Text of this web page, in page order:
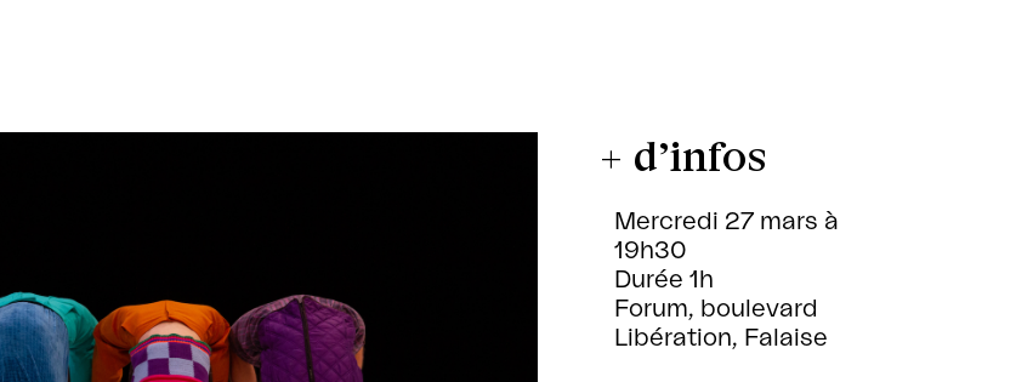
+ d’infos
Mercredi 27 mars à
19h30
Durée 1h
Forum, boulevard
Libération, Falaise